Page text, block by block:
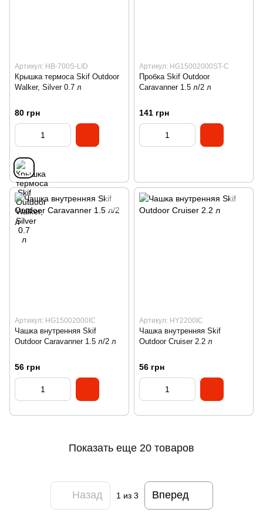
Артикул: HB-700S-LID
Крышка термоса Skif Outdoor
Walker, Silver 0.7 л
80 грн
Артикул: HG15002000ST-C
Пробка Skif Outdoor
Caravanner 1.5 л/2 л
141 грн
Артикул: HG15002000IC
Чашка внутренняя Skif
Outdoor Caravanner 1.5 л/2 л
56 грн
Артикул: HY2200IC
Чашка внутренняя Skif
Outdoor Cruiser 2.2 л
56 грн
Показать еще 20 товаров
Назад 1 из 3 Вперед